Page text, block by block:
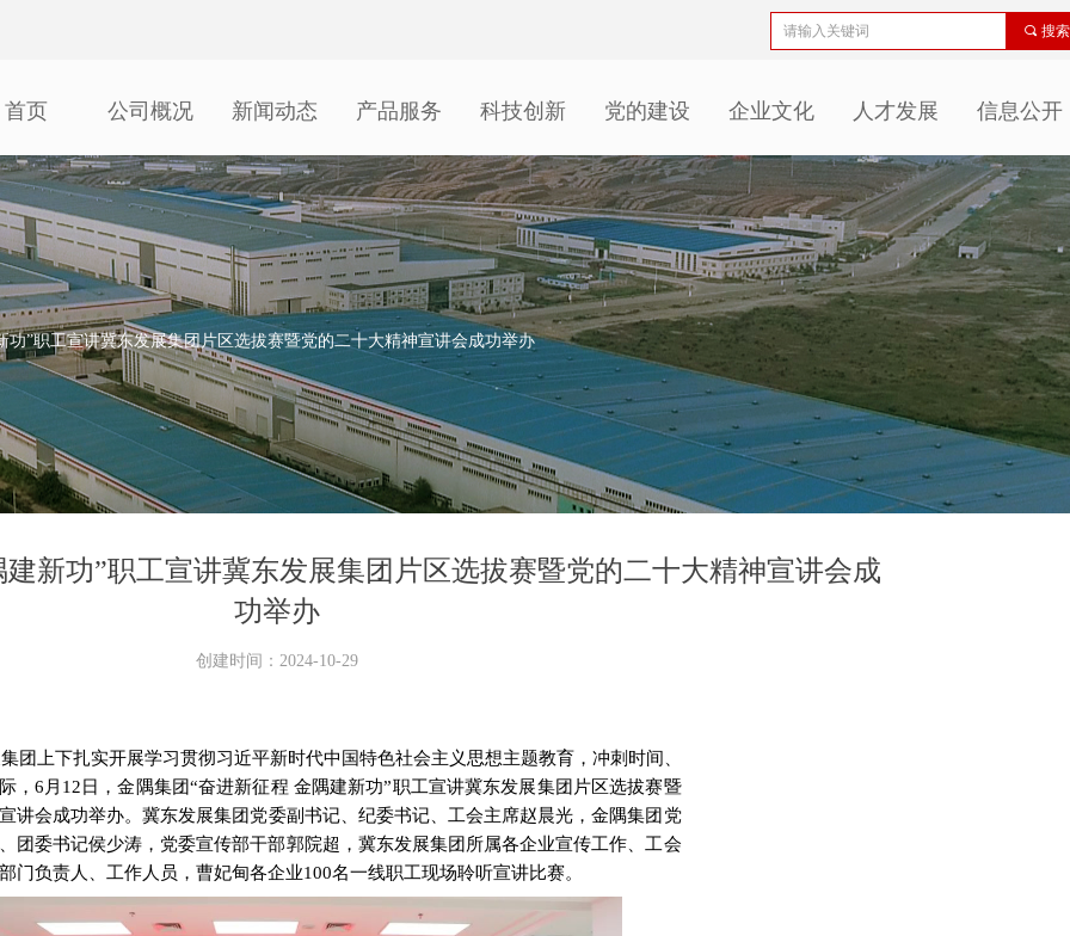
首页 公司概况 新闻动态 产品服务 科技创新 党的建设 企业文化 人才发展 信息公开
끠 搜索
功”职工宣讲冀东发展集团片区选拔赛暨党的二十大精神宣讲会成功举办
新功”职工宣讲冀东发展集团片区选拔赛暨党的二十大精神宣讲会成
功举办
创建时间： 2024-10-29
团上下扎实开展学习贯彻习近平新时代中国特色社会主义思想主题教育，冲刺时间、
，6月12日，金隅集团“奋进新征程 金隅建新功”职工宣讲冀东发展集团片区选拔赛暨
讲会成功举办。冀东发展集团党委副书记、纪委书记、工会主席赵晨光，金隅集团党
团委书记侯少涛，党委宣传部干部郭院超， 冀东发展集团所属各企业宣传工作、工会
门负责人、工作人员，曹妃甸各企业100名一线职工现场聆听宣讲比赛。